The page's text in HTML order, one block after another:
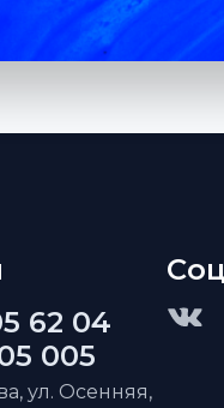
62 04
005
ул. Осенняя,